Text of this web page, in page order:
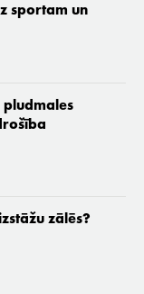
sportam un
pludmales
zālēs?